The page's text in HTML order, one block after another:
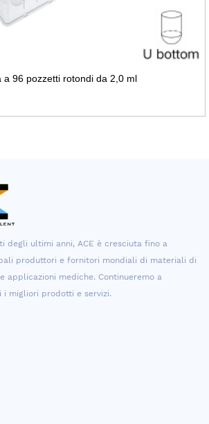
a 96 pozzetti rotondi da 2,0 ml
degli ultimi anni, ACE è cresciuta fino a
produttori e fornitori mondiali di materiali di
applicazioni mediche. Continueremo a
migliori prodotti e servizi.